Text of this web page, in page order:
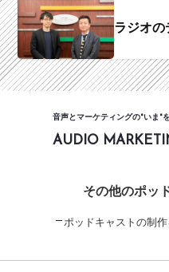
ラジオ
音声とマーケティングの"いま"
AUDIO
その他のポッ
ポッドキャストの制